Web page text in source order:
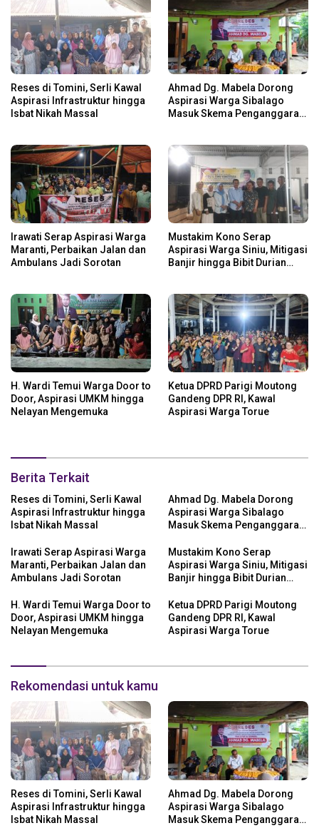
Reses di Tomini, Serli Kawal
Aspirasi Infrastruktur hingga
Isbat Nikah Massal
Ahmad Dg. Mabela Dorong
Aspirasi Warga Sibalago
Masuk Skema Penganggaran
Irawati Serap Aspirasi Warga
Maranti, Perbaikan Jalan dan
Ambulans Jadi Sorotan
Mustakim Kono Serap
Aspirasi Warga Siniu, Mitigasi
Banjir hingga Bibit Durian
H. Wardi Temui Warga Door to
Door, Aspirasi UMKM hingga
Nelayan Mengemuka
Ketua DPRD Parigi Moutong
Gandeng DPR RI, Kawal
Aspirasi Warga Torue
Berita Terkait
Reses di Tomini, Serli Kawal
Aspirasi Infrastruktur hingga
Isbat Nikah Massal
Ahmad Dg. Mabela Dorong
Aspirasi Warga Sibalago
Masuk Skema Penganggaran
Irawati Serap Aspirasi Warga
Maranti, Perbaikan Jalan dan
Ambulans Jadi Sorotan
Mustakim Kono Serap
Aspirasi Warga Siniu, Mitigasi
Banjir hingga Bibit Durian
H. Wardi Temui Warga Door to
Door, Aspirasi UMKM hingga
Nelayan Mengemuka
Ketua DPRD Parigi Moutong
Gandeng DPR RI, Kawal
Aspirasi Warga Torue
Rekomendasi untuk kamu
Reses di Tomini, Serli Kawal
Aspirasi Infrastruktur hingga
Isbat Nikah Massal
Ahmad Dg. Mabela Dorong
Aspirasi Warga Sibalago
Masuk Skema Penganggaran